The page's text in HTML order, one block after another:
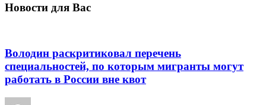
Новости для Вас
Володин раскритиковал перечень
специальностей, по которым мигранты могут
работать в России вне квот